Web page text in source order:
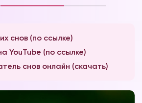
снов (по ссылке)
YouTube (по ссылке)
снов онлайн (скачать)